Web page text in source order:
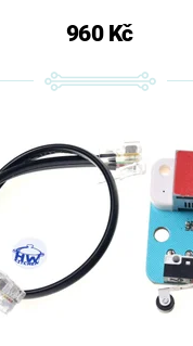
960 Kč